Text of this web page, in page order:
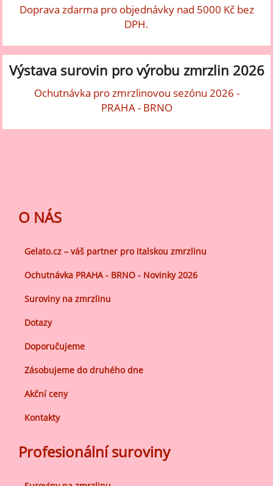
Doprava zdarma pro objednávky nad 5000 Kč bez
DPH.
Výstava surovin pro výrobu zmrzlin 2026
Ochutnávka pro zmrzlinovou sezónu 2026 -
PRAHA - BRNO
O NÁS
Gelato.cz – váš partner pro italskou zmrzlinu
Ochutnávka PRAHA - BRNO - Novinky 2026
Suroviny na zmrzlinu
Dotazy
Doporučujeme
Zásobujeme do druhého dne
Akční ceny
Kontakty
Profesionální suroviny